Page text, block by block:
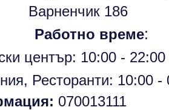
Варненчик 186
Работно време:
център: 10:00 - 22:00
Ресторанти: 10:00 -
070013111